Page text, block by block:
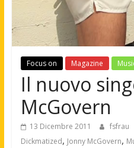
Focus on Magazine
Il nuovo
McGovern
13 Dicembre 2011 fsfrau
Dickmatized, Jonny McGovern,